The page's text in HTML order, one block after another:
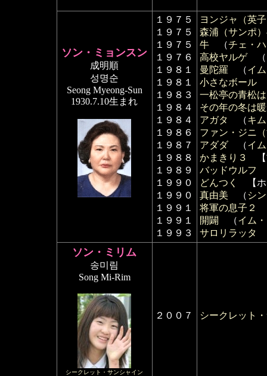
ソン・ミョンスン
成明順
성명순
Seong Myeong-Sun
1930.7.10生まれ
１９７５
１９７５
１９７５
１９７６
１９８１
１９８１
１９８３
１９８４
１９８４
１９８６
１９８７
１９８８
１９８９
１９９０
１９９０
１９９１
１９９１
１９９３
ヨンジャ（英
森浦（サンポ
牛 （チェ・
高校ヤルゲ（
曼陀羅 （イ
小さなボール
一松亭の青松は
その年の冬は
アガタ
（キ
ファン・ジニ
アダダ（イ
かまきり３
【
バッドウルフ
どんつく
【ホ
真由美 （ シ
将軍の息子２
開闢
（イム
サロリラッタ
ソン・ミリム
송미림
Song Mi-Rim
シークレット・サンシャイン
２００７ シークレット